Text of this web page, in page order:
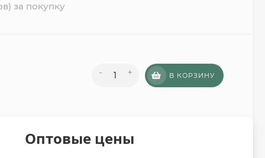
за покупку
- + В КОРЗИНУ
Оптовые цены